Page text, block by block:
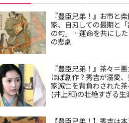
『豊臣兄弟！』お市と
家、自刃しての最期と
の句」…運命を共にした
の悲劇
『豊臣兄弟！』茶々＝
ほぼ創作？秀吉が溺愛
家滅亡を背負わされた茶
(井上和)の壮絶すぎる生
【豊臣兄弟！】秀吉は